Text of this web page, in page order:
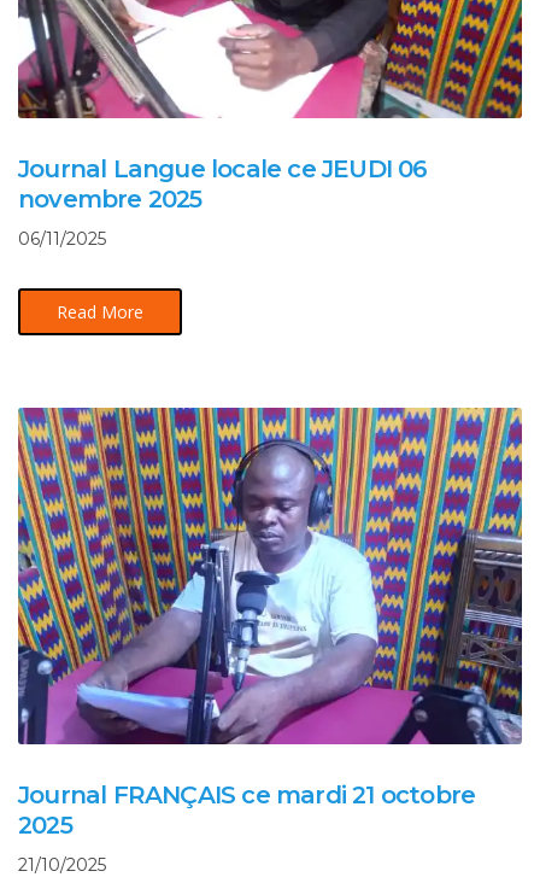
Journal Langue locale ce JEUDI 06
novembre 2025
06/11/2025
Read More
Journal FRANÇAIS ce mardi 21 octobre
2025
21/10/2025